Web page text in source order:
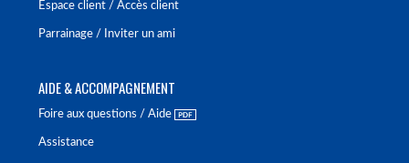
Espace client / Accès client
Parrainage / Inviter un ami
AIDE & ACCOMPAGNEMENT
Foire aux questions / Aide
Assistance